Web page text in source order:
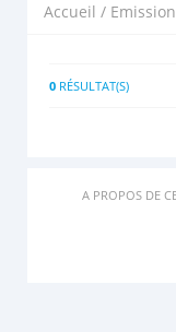
Accueil /
0 RÉSULTAT(S)
A PROPOS DE